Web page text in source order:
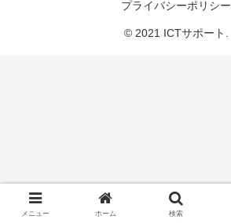
プライバシーポリシー
© 2021 ICTサポート.
メニュー ホーム 検索